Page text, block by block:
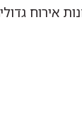
אירוח